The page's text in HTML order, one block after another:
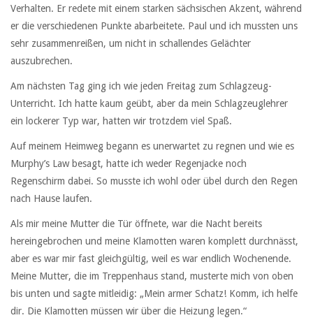
Verhalten. Er redete mit einem starken sächsischen Akzent, während
er die verschiedenen Punkte abarbeitete. Paul und ich mussten uns
sehr zusammenreißen, um nicht in schallendes Gelächter
auszubrechen.
Am nächsten Tag ging ich wie jeden Freitag zum Schlagzeug-
Unterricht. Ich hatte kaum geübt, aber da mein Schlagzeuglehrer
ein lockerer Typ war, hatten wir trotzdem viel Spaß.
Auf meinem Heimweg begann es unerwartet zu regnen und wie es
Murphy’s Law besagt, hatte ich weder Regenjacke noch
Regenschirm dabei. So musste ich wohl oder übel durch den Regen
nach Hause laufen.
Als mir meine Mutter die Tür öffnete, war die Nacht bereits
hereingebrochen und meine Klamotten waren komplett durchnässt,
aber es war mir fast gleichgültig, weil es war endlich Wochenende.
Meine Mutter, die im Treppenhaus stand, musterte mich von oben
bis unten und sagte mitleidig: „Mein armer Schatz! Komm, ich helfe
dir. Die Klamotten müssen wir über die Heizung legen.“